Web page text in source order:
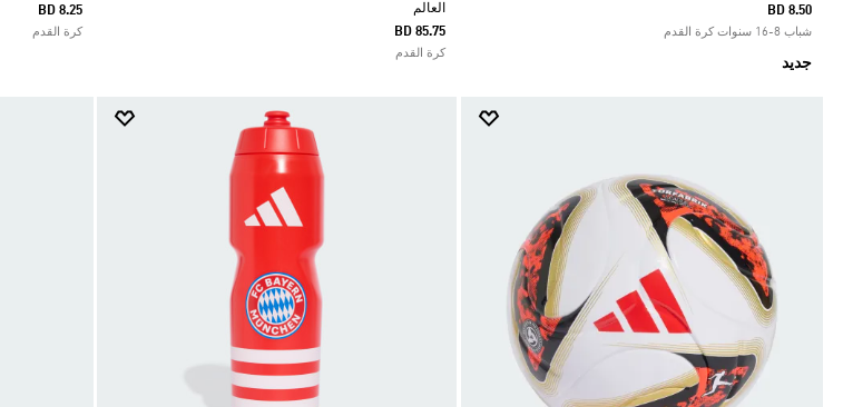
BD 8.50
شباب 8-16 سنوات كرة القدم
جديد
العالم
BD 85.75
كرة القدم
BD 8.25
كرة القدم